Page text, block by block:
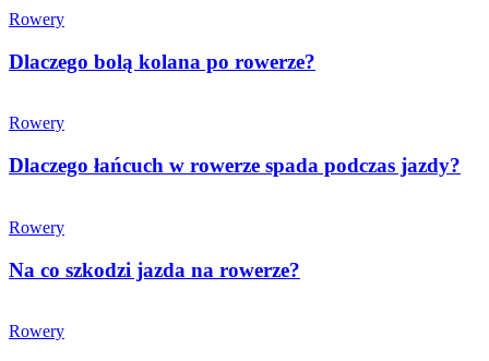
Rowery
Dlaczego bolą kolana po rowerze?
Rowery
Dlaczego łańcuch w rowerze spada podczas jazdy?
Rowery
Na co szkodzi jazda na rowerze?
Rowery